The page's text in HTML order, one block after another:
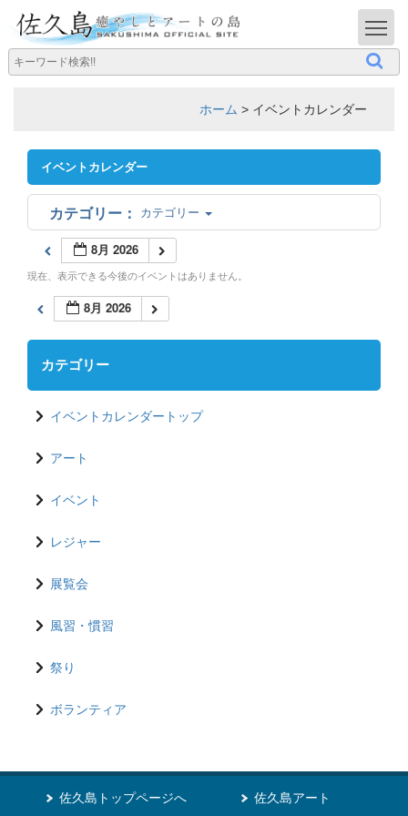
ホーム > イベントカレンダー
イベントカレンダー
カテゴリー
8月 2026
現在、表示できる今後のイベントはありません。
8月 2026
カテゴリー
イベントカレンダートップ
アート
イベント
レジャー
展覧会
風習・慣習
祭り
ボランティア
佐久島トップページへ 佐久島アート